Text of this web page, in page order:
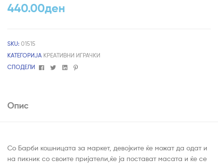
440.00ден
SKU: 01515
КАТЕГОРИЈА КРЕАТИВНИ ИГРАЧКИ
СПОДЕЛИ
FacebookTwitterLinkedin
Pinterest
Опис
Со Барби кошницата за маркет, девојките ќе можат да одат и
на пикник со своите пријатели,ќе ја постават масата и ќе се